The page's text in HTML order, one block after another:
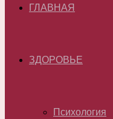
ГЛАВНАЯ
ЗДОРОВЬЕ
Психология